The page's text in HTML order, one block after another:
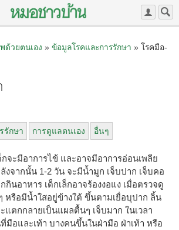
ด้วยตนเอง » ข้อมูลโรคและการรักษา » โรคมือ-
รักษา การดูแลตนเอง อื่นๆ
จะมีอาการไข้ และอาจมีอาการอ่อนเพลีย
งจากนั้น 1-2 วัน จะมีน้ำมูก เจ็บปาก เจ็บคอ
นอาหาร เด็กเล็กอาจร้องงอแง เมื่อตรวจดู
หรือมีน้ำใสอยู่ข้างใต้ ขึ้นตามเยื่อบุปาก ลิ้น
แตกกลายเป็นแผลตื้นๆ เจ็บมาก ในเวลา
มือและเท้า บางคนขึ้นในฝ่ามือ ฝ่าเท้า หรือ